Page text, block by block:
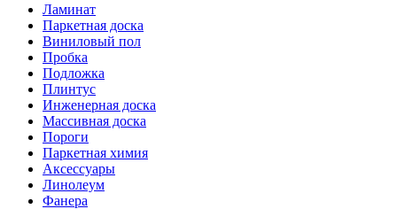
Ламинат
Паркетная доска
Виниловый пол
Пробка
Подложка
Плинтус
Инженерная доска
Массивная доска
Пороги
Паркетная химия
Аксессуары
Линолеум
Фанера